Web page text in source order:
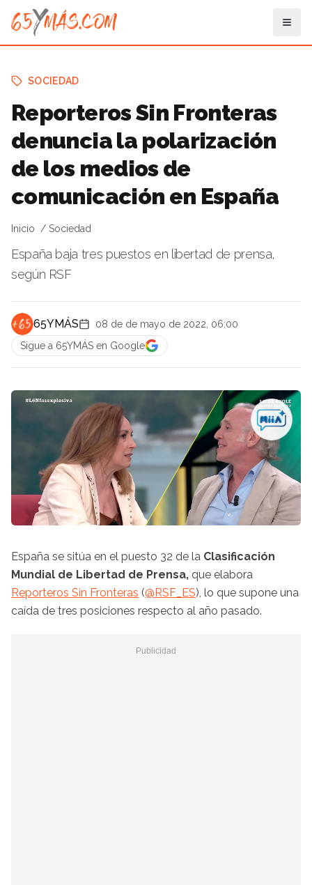
SOCIEDAD
Reporteros Sin Fronteras
denuncia la polarización
de los medios de
comunicación en España
Inicio Sociedad
España baja tres puestos en libertad de prensa,
según RSF
65YMÁS
08 de de mayo de 2022, 06:00
Sigue a 65YMÁS en Google
España se sitúa en el puesto 32 de la Clasificación
Mundial de Libertad de Prensa, que elabora
Reporteros Sin Fronteras (@RSF_ES), lo que supone una
caída de tres posiciones respecto al año pasado.